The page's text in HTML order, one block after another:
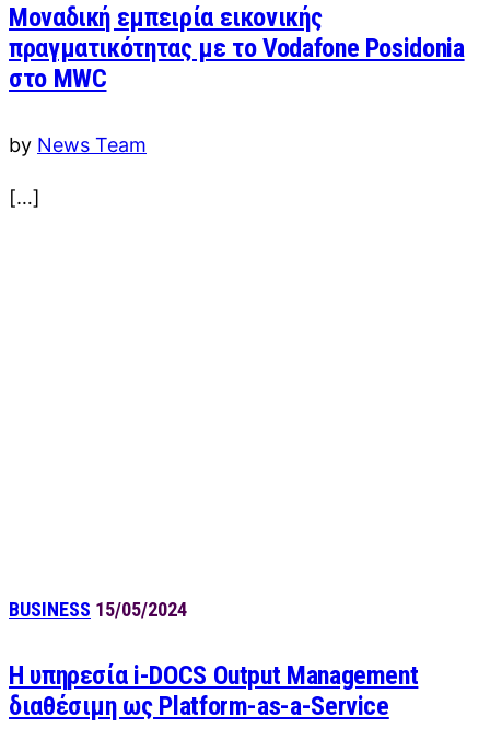
Μοναδική εμπειρία εικονικής
πραγματικότητας με το Vodafone Posidonia
στο MWC
by News Team
[…]
BUSINESS 15/05/2024
Η υπηρεσία i-DOCS Output Management
διαθέσιμη ως Platform-as-a-Service